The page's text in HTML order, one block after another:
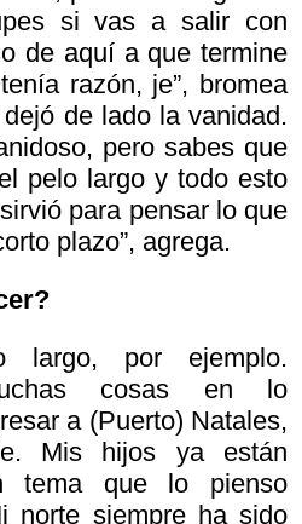
si vas a salir con
de aquí a que termine
razón, je”, bromea
de lado la vanidad.
pero sabes que
pelo largo y todo esto
para pensar lo que
plazo”, agrega.
largo, por ejemplo.
cosas en lo
a (Puerto) Natales,
Mis hijos ya están
tema que lo pienso
norte siempre ha sido